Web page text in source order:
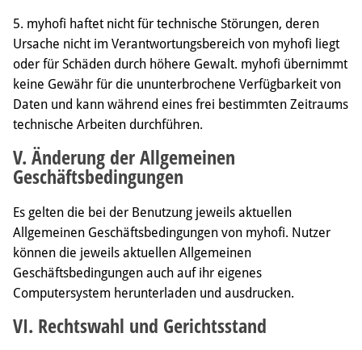
5. myhofi haftet nicht für technische Störungen, deren
Ursache nicht im Verantwortungsbereich von myhofi liegt
oder für Schäden durch höhere Gewalt. myhofi übernimmt
keine Gewähr für die ununterbrochene Verfügbarkeit von
Daten und kann während eines frei bestimmten Zeitraums
technische Arbeiten durchführen.
V. Änderung der Allgemeinen
Geschäftsbedingungen
Es gelten die bei der Benutzung jeweils aktuellen
Allgemeinen Geschäftsbedingungen von myhofi. Nutzer
können die jeweils aktuellen Allgemeinen
Geschäftsbedingungen auch auf ihr eigenes
Computersystem herunterladen und ausdrucken.
VI. Rechtswahl und Gerichtsstand